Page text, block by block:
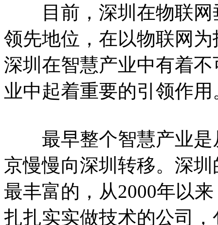
目前，深圳在物联网
领先地位，在以物联网
深圳在智慧产业中有着
业中起着重要的引领作用
最早整个智慧产业是
京慢慢向深圳转移。深
最丰富的，从2000年以
扎扎实实做技术的公司